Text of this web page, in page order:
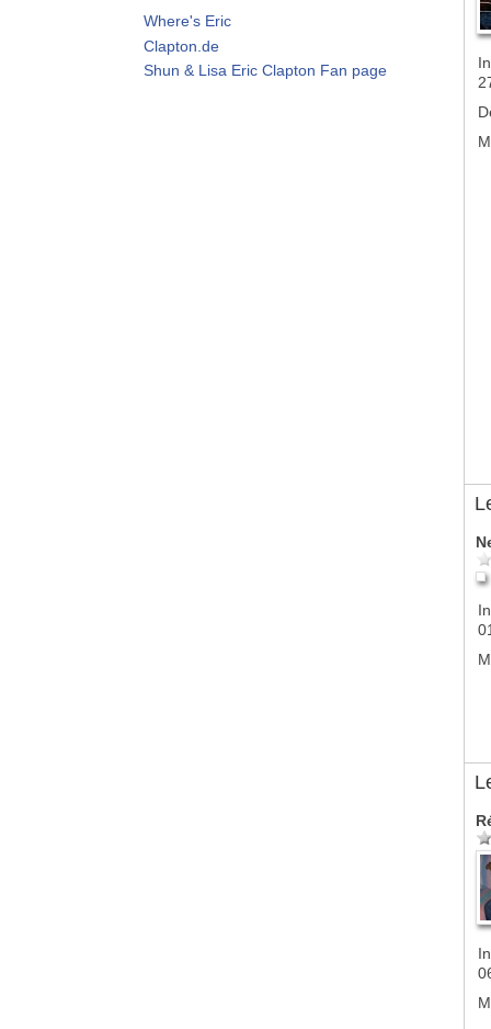
Where's Eric
Clapton.de
Shun & Lisa Eric Clapton Fan page